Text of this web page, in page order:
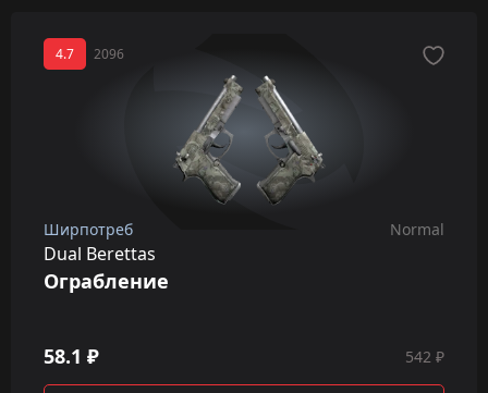
4.7 2096
Ширпотреб Normal
Dual Berettas
Ограбление
58.1 ₽ 542 ₽